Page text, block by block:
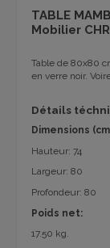
TABLE
Mobilier CHR
Table de 80x80
en verre noir.
Détails
Dimensions
Hauteur: 74
Largeur: 80
Profondeur: 80
Poids net:
17.50 kg.